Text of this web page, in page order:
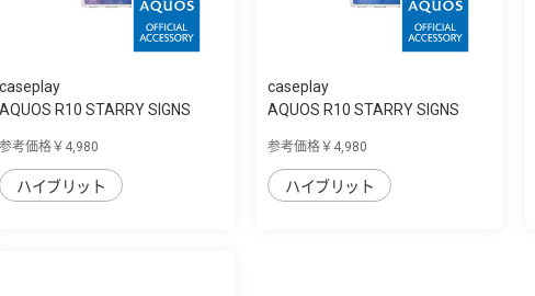
caseplay
AQUOS R10 STARRY SIGNS
参考価格￥4,980
ハイブリット
caseplay
AQUOS R10 STARRY SIGNS
参考価格￥4,980
ハイブリット